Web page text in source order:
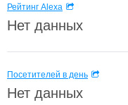
Рейтинг Alexa
Нет данных
Посетителей в день
Нет данных